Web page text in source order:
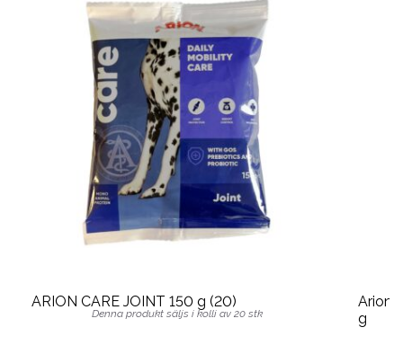
ARION CARE JOINT 150 g (20)
Denna produkt säljs i kolli av 20 stk
Arion
g